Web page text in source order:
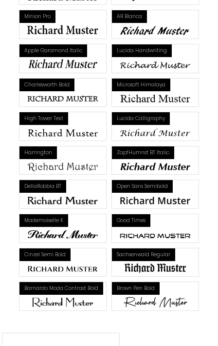
Minion Pro AR Blanca
Apple Garamond Italic Lucida Handwriting
Charlesworth Bold Microsoft Himalaya
High Tower Text Lucida Calligraphy
Harrington ZapfHumnst BT Italic
DellaRobbia BT Open Sans Semibold
Mademoiselle K Good Times
Cinzel Semi Bold Sachsenwald Regular
Barnardo Moda Contrast Bold Brown Pen Bold